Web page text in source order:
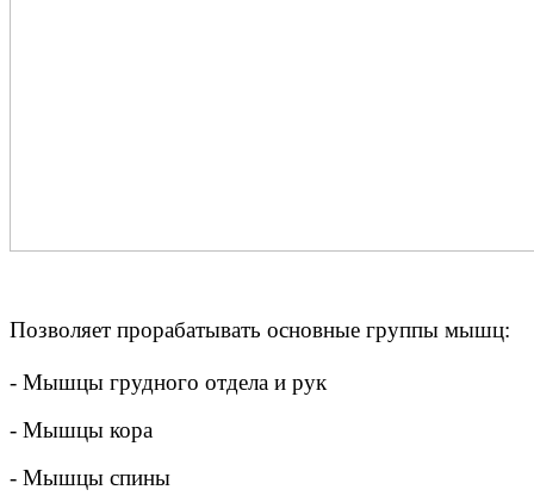
Позволяет прорабатывать основные группы мышц:
- Мышцы грудного отдела и рук
- Мышцы кора
- Мышцы спины